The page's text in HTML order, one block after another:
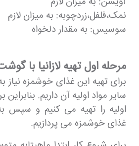
نمک،فلفل،زردچوبه: به میزان لازم
سوسیس: به مقدار دلخواه
مرحله اول تهیه لازانیا با
برای تهیه این غذای خوشمزه نیاز
سایر مواد اولیه آن داریم. بنابراین
اولیه را تهیه می کنیم و سپس
غذای خوشمزه می پردازیم.